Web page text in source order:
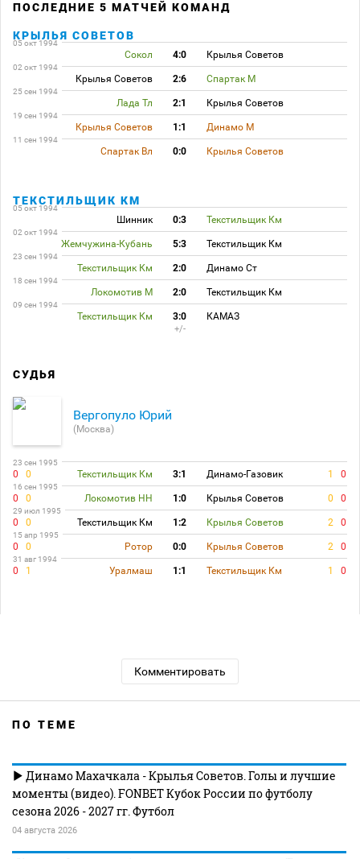
ПОСЛЕДНИЕ 5 МАТЧЕЙ КОМАНД
КРЫЛЬЯ СОВЕТОВ
05 окт 1994
Сокол 4:0 Крылья Советов
02 окт 1994
Крылья Советов 2:6 Спартак М
25 сен 1994
Лада Тл 2:1 Крылья Советов
19 сен 1994
Крылья Советов 1:1 Динамо М
11 сен 1994
Спартак Вл 0:0 Крылья Советов
ТЕКСТИЛЬЩИК КМ
05 окт 1994
Шинник 0:3 Текстильщик Км
02 окт 1994
Жемчужина-Кубань 5:3 Текстильщик Км
23 сен 1994
Текстильщик Км 2:0 Динамо Ст
18 сен 1994
Локомотив М 2:0 Текстильщик Км
09 сен 1994
Текстильщик Км 3:0 КАМАЗ
+/-
СУДЬЯ
Вергопуло Юрий
(Москва)
23 сен 1995
0 0 Текстильщик Км 3:1 Динамо-Газовик 1 0
16 сен 1995
0 0 Локомотив НН 1:0 Крылья Советов 0 0
29 июл 1995
0 0 Текстильщик Км 1:2 Крылья Советов 2 0
15 апр 1995
0 0 Ротор 0:0 Крылья Советов 2 0
31 авг 1994
0 1 Уралмаш 1:1 Текстильщик Км 1 0
Комментировать
ПО ТЕМЕ
Динамо Махачкала - Крылья Советов. Голы и лучшие
моменты (видео). FONBET Кубок России по футболу
сезона 2026 - 2027 гг. Футбол
04 августа 2026